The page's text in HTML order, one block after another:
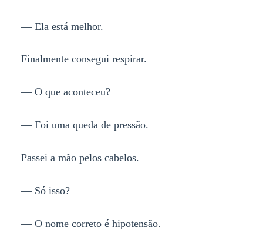
— Ela está melhor.
Finalmente consegui respirar.
— O que aconteceu?
— Foi uma queda de pressão.
Passei a mão pelos cabelos.
— Só isso?
— O nome correto é hipotensão.